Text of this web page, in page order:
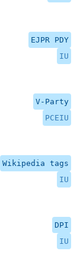
EJPR PDY
IU
V-Party
PCEIU
Wikipedia tags
IU
DPI
IU